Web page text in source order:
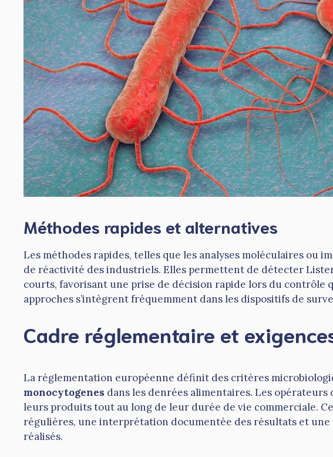
Méthodes rapides et alternatives
Les méthodes rapides, telles que les analyses moléculaires ou
de réactivité des industriels. Elles permettent de détecter
courts, favorisant une prise de décision rapide lors du contrôle
approches s’intègrent fréquemment dans les dispositifs de
Cadre réglementaire et
La réglementation européenne définit des critères
monocytogenes dans les denrées alimentaires. Les
leurs produits tout au long de leur durée de vie commerciale.
régulières, une interprétation documentée des résultats et
réalisés.